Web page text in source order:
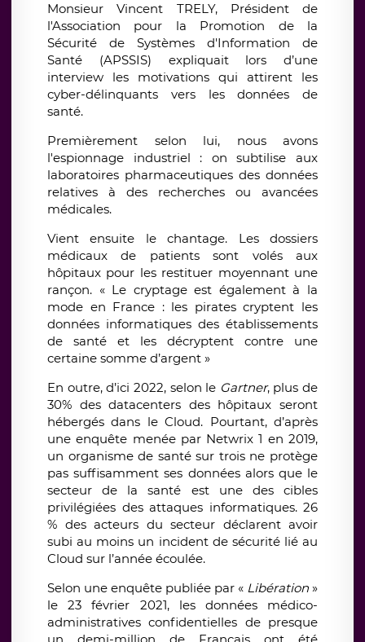
Monsieur Vincent TRELY, Président de
l'Association pour la Promotion de la
Sécurité de Systèmes d'Information de
Santé (APSSIS) expliquait lors d’une
interview les motivations qui attirent les
cyber-délinquants vers les données de
santé.
Premièrement selon lui, nous avons
l'espionnage industriel : on subtilise aux
laboratoires pharmaceutiques des données
relatives à des recherches ou avancées
médicales.
Vient ensuite le chantage. Les dossiers
médicaux de patients sont volés aux
hôpitaux pour les restituer moyennant une
rançon. « Le cryptage est également à la
mode en France : les pirates cryptent les
données informatiques des établissements
de santé et les décryptent contre une
certaine somme d’argent »
En outre, d’ici 2022, selon le Gartner, plus de
30% des datacenters des hôpitaux seront
hébergés dans le Cloud. Pourtant, d’après
une enquête menée par Netwrix 1 en 2019,
un organisme de santé sur trois ne protège
pas suffisamment ses données alors que le
secteur de la santé est une des cibles
privilégiées des attaques informatiques. 26
% des acteurs du secteur déclarent avoir
subi au moins un incident de sécurité lié au
Cloud sur l’année écoulée.
Selon une enquête publiée par « Libération »
le 23 février 2021, les données médico-
administratives confidentielles de presque